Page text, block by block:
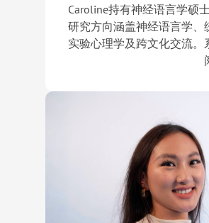
Caroline持有神经语言学硕
研究方向涵盖神经语言学、
实验心理学及跨文化交流。
术训练与严谨的研究背景，
能够从学生的学术表现、个
在加入国际教育行业之前，
教，深入了解美国加州教育
通过长期与来自不同文化背
互动，她积累了丰富的教育
验，对学生在学术发展、个
未来规划过程中所面临的挑
的传递，更是激发学生内在
长动力的过程。她以真诚、
有同理心的咨询风格陪伴学
帮助他们发现自身优势，建
并制定清晰的发展路径。其
已成功获得加州大学伯克利